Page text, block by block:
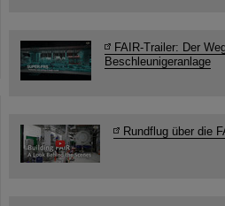
FAIR-Trailer: Der
Beschleunigeranlage
Rundflug über die